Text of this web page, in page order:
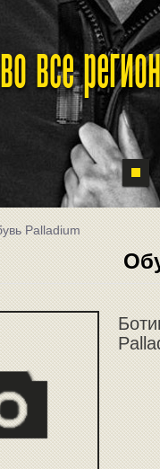
во все
Palladium